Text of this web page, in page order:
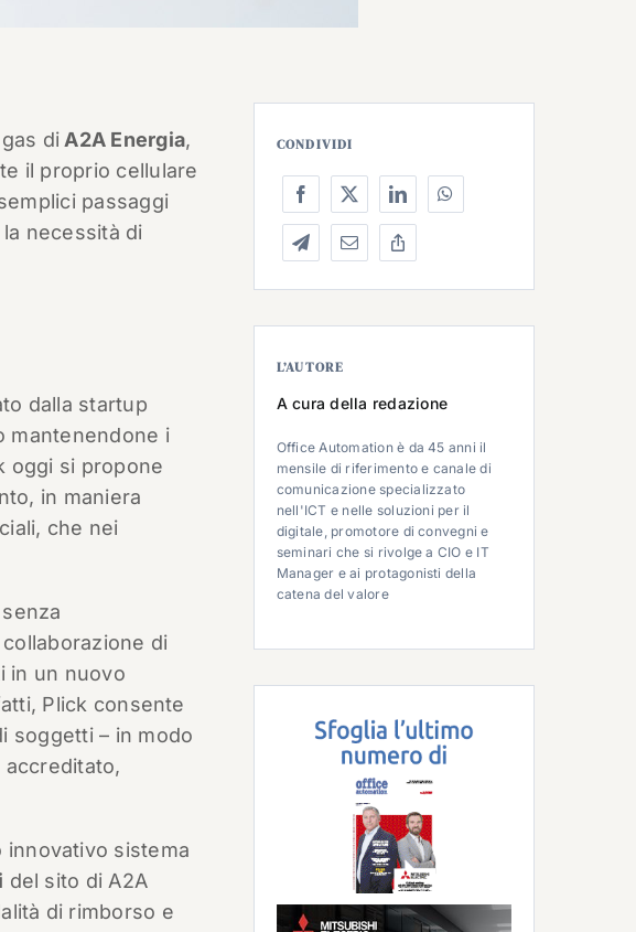
di A2A Energia,
il proprio cellulare
passaggi
necessità di
dalla startup
mantenendone i
oggi si propone
in maniera
che nei
di
in un nuovo
Plick consente
soggetti – in modo
sistema
del sito di A2A
di rimborso e
CONDIVIDI
L’AUTORE
A cura della redazione
Office Automation è da 45 anni il
mensile di riferimento e canale di
comunicazione specializzato
nell'ICT e nelle soluzioni per il
digitale, promotore di convegni e
seminari che si rivolge a CIO e IT
Manager e ai protagonisti della
catena del valore